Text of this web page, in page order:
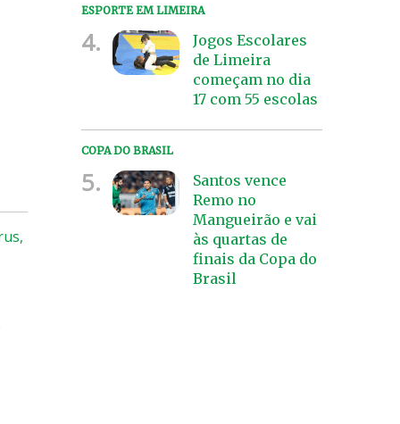
ESPORTE EM LIMEIRA
4.
Jogos Escolares
de Limeira
começam no dia
17 com 55 escolas
COPA DO BRASIL
5.
Santos vence
Remo no
Mangueirão e vai
às quartas de
finais da Copa do
Brasil